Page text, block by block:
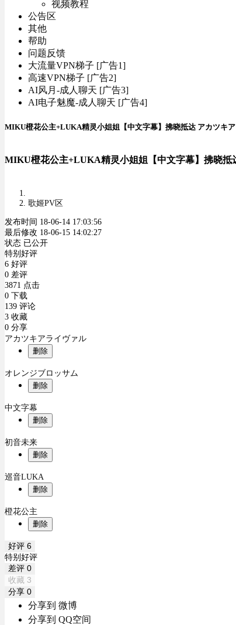
视频教程
公告区
其他
帮助
问题反馈
大流量VPN梯子 [广告1]
高速VPN梯子 [广告2]
AI风月-成人聊天 [广告3]
AI电子魅魔-成人聊天 [广告4]
MIKU橙花公主+LUKA精灵小姐姐【中文字幕】拂晓抵达 アカツキ
MIKU橙花公主+LUKA精灵小姐姐【中文字幕】拂晓抵
歌姬PV区
发布时间 18-06-14 17:03:56
最后修改 18-06-15 14:02:27
状态 已公开
特别好评
6 好评
0 差评
3871 点击
0 下载
139 评论
3 收藏
0 分享
アカツキアライヴァル
删除
オレンジブロッサム
删除
中文字幕
删除
初音未来
删除
巡音LUKA
删除
橙花公主
删除
好评 6
特别好评
差评 0
收藏 3
分享 0
分享到 微博
分享到 QQ空间